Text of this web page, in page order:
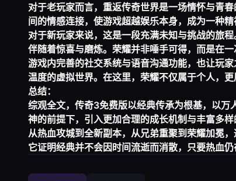
对于老玩家而言，重返传奇世界是一场情怀与青
间的情感连接，使游戏超越娱乐本身，成为一种精
对于新玩家来说，这是一段充满未知与挑战的旅
伴随着惊喜与磨炼。荣耀并非唾手可得，而是在一
游戏内完善的社交系统与语音沟通功能，也让玩
温度的虚拟世界。在这里，荣耀不仅属于个人，更
总结：
综观全文，传奇3免费版以经典传承为根基，以
神的前提下，引入更加合理的成长机制与丰富多
从热血攻城到全新副本，从兄弟重聚到荣耀加冕
它证明经典并不会因时间流逝而消散，只要热血仍